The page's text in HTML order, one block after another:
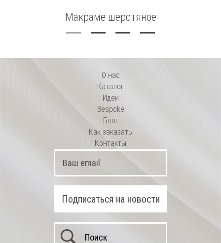
Макраме шерстяное
О нас
Каталог
Идеи
Bespoke
Блог
Как заказать
Контакты